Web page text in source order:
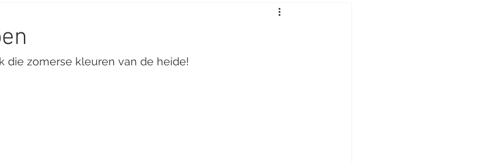
die zomerse kleuren van de heide!